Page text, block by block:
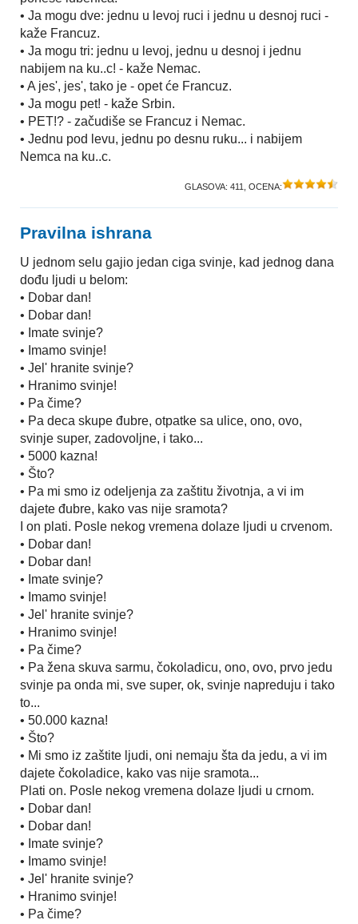
• Ja mogu dve: jednu u levoj ruci i jednu u desnoj ruci -
kaže Francuz.
• Ja mogu tri: jednu u levoj, jednu u desnoj i jednu
nabijem na ku..c! - kaže Nemac.
• A jes', jes', tako je - opet će Francuz.
• Ja mogu pet! - kaže Srbin.
• PET!? - začudiše se Francuz i Nemac.
• Jednu pod levu, jednu po desnu ruku... i nabijem
Nemca na ku..c.
GLASOVA: 411 , OCENA:
Pravilna ishrana
U jednom selu gajio jedan ciga svinje, kad jednog dana
dođu ljudi u belom:
• Dobar dan!
• Dobar dan!
• Imate svinje?
• Imamo svinje!
• Jel' hranite svinje?
• Hranimo svinje!
• Pa čime?
• Pa deca skupe đubre, otpatke sa ulice, ono, ovo,
svinje super, zadovoljne, i tako...
• 5000 kazna!
• Što?
• Pa mi smo iz odeljenja za zaštitu životnja, a vi im
dajete đubre, kako vas nije sramota?
I on plati. Posle nekog vremena dolaze ljudi u crvenom.
• Dobar dan!
• Dobar dan!
• Imate svinje?
• Imamo svinje!
• Jel' hranite svinje?
• Hranimo svinje!
• Pa čime?
• Pa žena skuva sarmu, čokoladicu, ono, ovo, prvo jedu
svinje pa onda mi, sve super, ok, svinje napreduju i tako
to...
• 50.000 kazna!
• Što?
• Mi smo iz zaštite ljudi, oni nemaju šta da jedu, a vi im
dajete čokoladice, kako vas nije sramota...
Plati on. Posle nekog vremena dolaze ljudi u crnom.
• Dobar dan!
• Dobar dan!
• Imate svinje?
• Imamo svinje!
• Jel' hranite svinje?
• Hranimo svinje!
• Pa čime?